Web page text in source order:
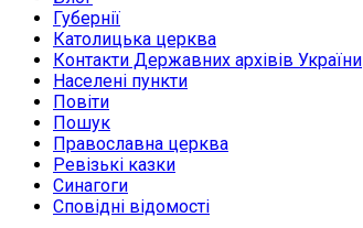
Губернії
Католицька церква
Контакти Державних архівів України
Населені пункти
Повіти
Пошук
Православна церква
Ревізькі казки
Синагоги
Сповідні відомості